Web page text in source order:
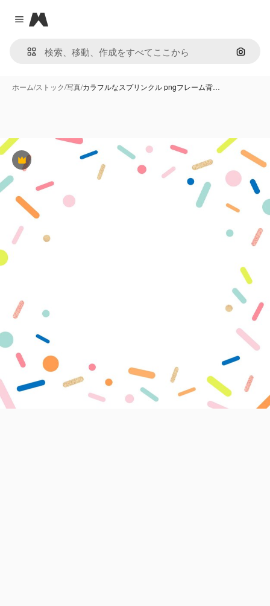
Close menu
Magnific
画像で
ホーム/ストック/写真/カラフルなスプリンクル pngフレーム背…
Premium